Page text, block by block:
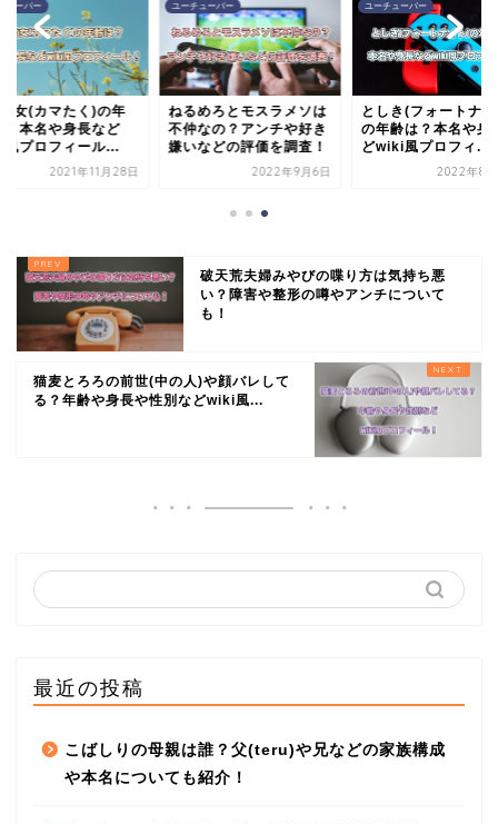
ューバー
女(カマたく)の年
？本名や身長など
プロフィール...
2021年11月28日
ユーチューバー
ねるめろとモスラメソは
不仲なの？アンチや好き
嫌いなどの評価を調査！
2022年9月6日
ユーチューバー
としき(フォートナ
の年齢は？本名や身
どwiki風プロフィ...
2022年8
破天荒夫婦みやびの喋り方は気持ち悪
い？障害や整形の噂やアンチについて
も！
猫麦とろろの前世(中の人)や顔バレして
る？年齢や身長や性別などwiki風...
最近の投稿
こばしりの母親は誰？父(teru)や兄などの家族構成
や本名についても紹介！